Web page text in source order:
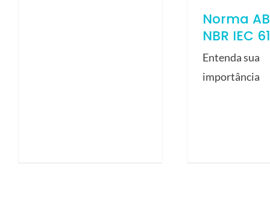
Norma
NBR IEC
Entenda sua
importância